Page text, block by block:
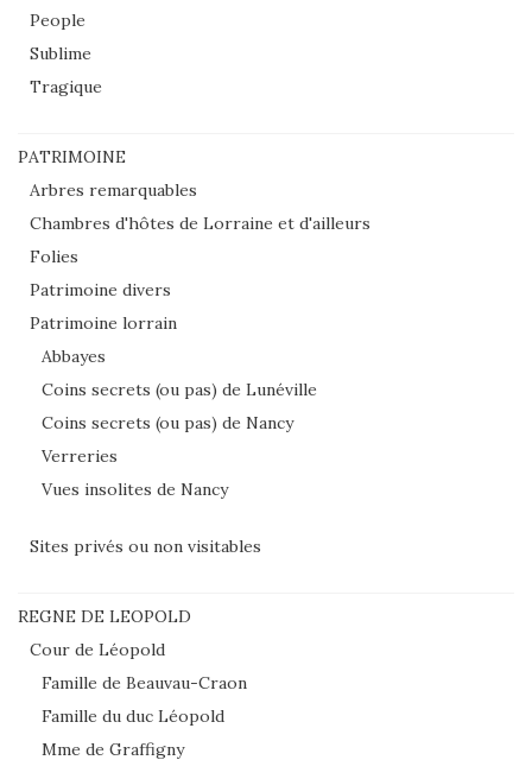
People
Sublime
Tragique
PATRIMOINE
Arbres remarquables
Chambres d'hôtes de Lorraine et d'ailleurs
Folies
Patrimoine divers
Patrimoine lorrain
Abbayes
Coins secrets (ou pas) de Lunéville
Coins secrets (ou pas) de Nancy
Verreries
Vues insolites de Nancy
Sites privés ou non visitables
REGNE DE LEOPOLD
Cour de Léopold
Famille de Beauvau-Craon
Famille du duc Léopold
Mme de Graffigny